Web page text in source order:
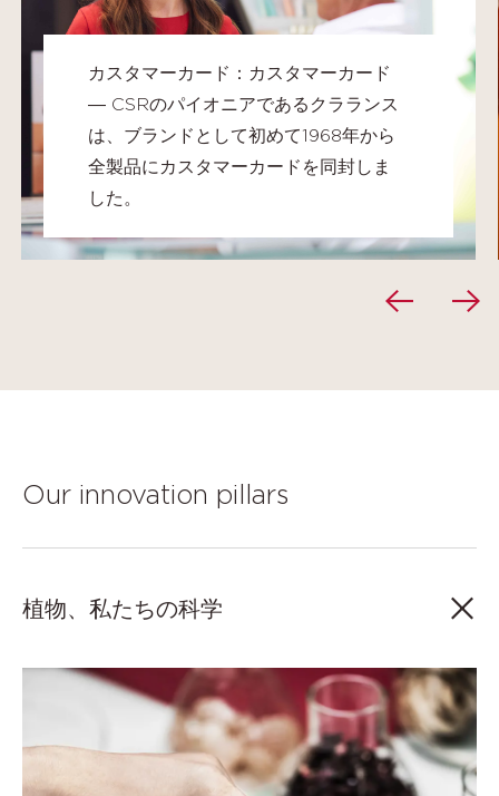
カスタマーカード：カスタマーカード
― CSRのパイオニアであるクラランス
は、ブランドとして初めて1968年から
全製品にカスタマーカードを同封しま
した。
Our innovation pillars
植物、私たちの科学